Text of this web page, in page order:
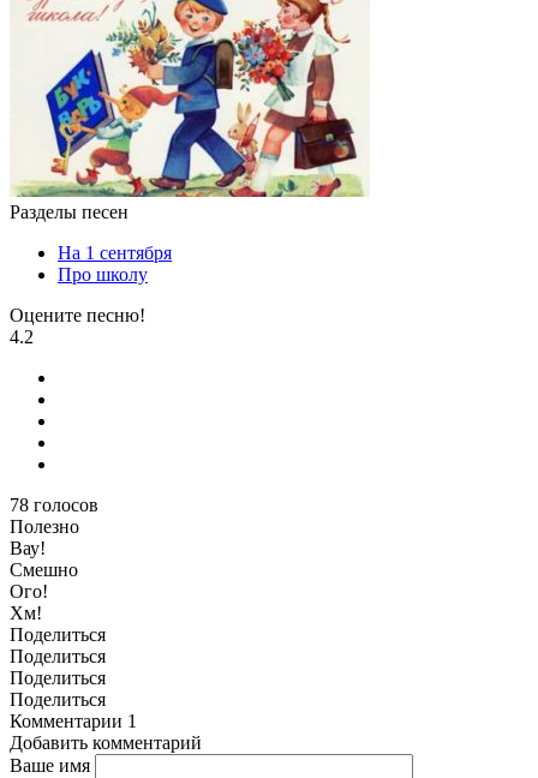
Разделы песен
На 1 сентября
Про школу
Оцените песню!
4.2
78 голосов
Полезно
Вау!
Смешно
Ого!
Хм!
Поделиться
Поделиться
Поделиться
Поделиться
Комментарии 1
Добавить комментарий
Ваше имя